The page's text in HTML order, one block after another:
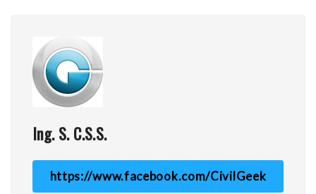
Ing. S. C.S.S.
https://www.facebook.com/CivilGeek